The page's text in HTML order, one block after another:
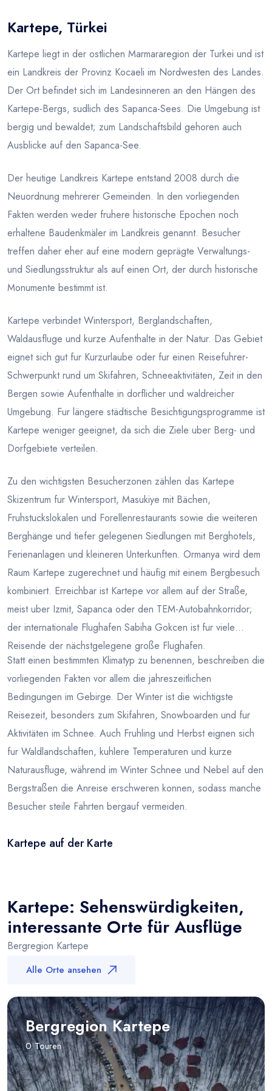
Blog
Kartepe, Türkei
Kartepe liegt in der ostlichen Marmararegion der Turkei und ist
ein Landkreis der Provinz Kocaeli im Nordwesten des Landes.
Der Ort befindet sich im Landesinneren an den Hängen des
Kartepe-Bergs, sudlich des Sapanca-Sees. Die Umgebung ist
bergig und bewaldet; zum Landschaftsbild gehoren auch
Ausblicke auf den Sapanca-See.
Der heutige Landkreis Kartepe entstand 2008 durch die
Neuordnung mehrerer Gemeinden. In den vorliegenden
Fakten werden weder fruhere historische Epochen noch
erhaltene Baudenkmäler im Landkreis genannt. Besucher
treffen daher eher auf eine modern geprägte Verwaltungs-
und Siedlungsstruktur als auf einen Ort, der durch historische
Monumente bestimmt ist.
Kartepe verbindet Wintersport, Berglandschaften,
Waldausfluge und kurze Aufenthalte in der Natur. Das Gebiet
eignet sich gut fur Kurzurlaube oder fur einen Reisefuhrer-
Schwerpunkt rund um Skifahren, Schneeaktivitäten, Zeit in den
Bergen sowie Aufenthalte in dorflicher und waldreicher
Umgebung. Fur längere städtische Besichtigungsprogramme ist
Kartepe weniger geeignet, da sich die Ziele uber Berg- und
Dorfgebiete verteilen.
Zu den wichtigsten Besucherzonen zählen das Kartepe
Skizentrum fur Wintersport, Masukiye mit Bächen,
Fruhstuckslokalen und Forellenrestaurants sowie die weiteren
Berghänge und tiefer gelegenen Siedlungen mit Berghotels,
Ferienanlagen und kleineren Unterkunften. Ormanya wird dem
Raum Kartepe zugerechnet und häufig mit einem Bergbesuch
kombiniert. Erreichbar ist Kartepe vor allem auf der Straße,
meist uber Izmit, Sapanca oder den TEM-Autobahnkorridor;
der internationale Flughafen Sabiha Gokcen ist fur viele
Reisende der nächstgelegene große Flughafen.
Statt einen bestimmten Klimatyp zu benennen, beschreiben die
vorliegenden Fakten vor allem die jahreszeitlichen
Bedingungen im Gebirge. Der Winter ist die wichtigste
Reisezeit, besonders zum Skifahren, Snowboarden und fur
Aktivitäten im Schnee. Auch Fruhling und Herbst eignen sich
fur Waldlandschaften, kuhlere Temperaturen und kurze
Naturausfluge, während im Winter Schnee und Nebel auf den
Bergstraßen die Anreise erschweren konnen, sodass manche
Besucher steile Fahrten bergauf vermeiden.
Kartepe auf der Karte
Kartepe: Sehenswürdigkeiten,
interessante Orte für Ausflüge
Bergregion Kartepe
Alle Orte ansehen
Bergregion Kartepe
0 Touren